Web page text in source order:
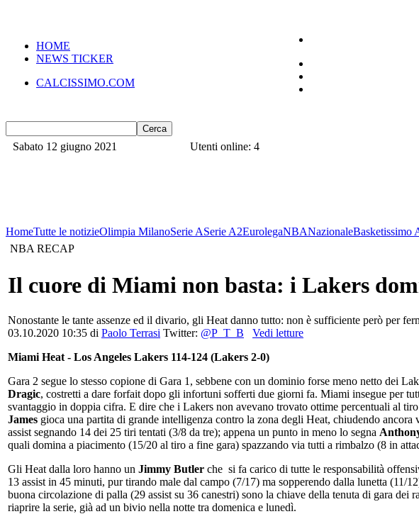
HOME
NEWS TICKER
CALCISSIMO.COM
Sabato 12 giugno 2021 Utenti online: 4
HomeTutte le notizieOlimpia MilanoSerie ASerie A2EurolegaNBANazionaleBasketissimo
NBA RECAP
Il cuore di Miami non basta: i Lakers
Nonostante le tante assenze ed il divario, gli Heat danno tutto: non è sufficiente però per
03.10.2020 10:35 di Paolo Terrasi Twitter: @P_T_B
Vedi letture
Miami Heat - Los Angeles Lakers 114-124 (Lakers 2-0)
Gara 2 segue lo stesso copione di Gara 1, sebbene con un dominio forse meno netto dei
Dragic, costretti a dare forfait dopo gli infortuni sofferti due giorni fa. Miami insegue per
svantaggio in doppia cifra. E dire che i Lakers non avevano trovato ottime percentuali al
James gioca una partita di grande intelligenza contro la zona degli Heat, chiudendo
assist segnando 14 dei 25 tiri tentati (3/8 da tre); appena un punto in meno lo segna
quali domina a piacimento (15/20 al tiro a fine gara) spazzando via tutti a rimbalzo (8 in
Gli Heat dalla loro hanno un Jimmy Butler che si fa carico di tutte le responsabilità
13 assist in 45 minuti, pur tirando male dal campo (7/17) ma sopperendo dalla lunetta
buona circolazione di palla (29 assist su 36 canestri) sono la chiave della tenuta di gara dei
riaprire la serie, già ad un bivio nella notte tra domenica e lunedì.